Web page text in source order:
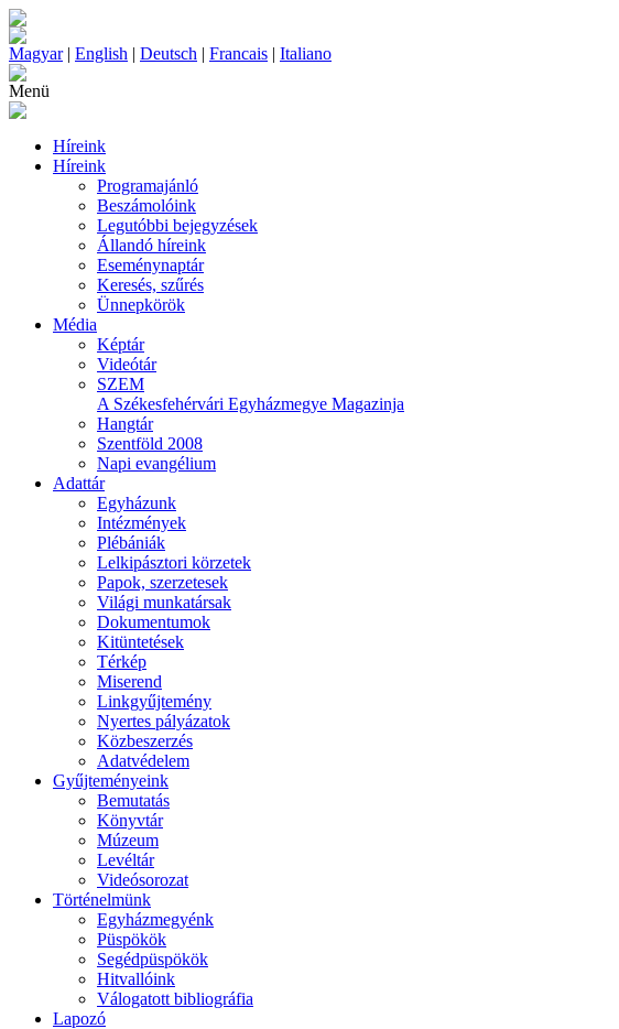
Magyar| English | Deutsch | Francais | Italiano
Menü
Híreink
Híreink
Programajánló
Beszámolóink
Legutóbbi bejegyzések
Állandó híreink
Eseménynaptár
Keresés, szűrés
Ünnepkörök
Média
Képtár
Videótár
SZEM
A Székesfehérvári Egyházmegye Magazinja
Hangtár
Szentföld 2008
Napi evangélium
Adattár
Egyházunk
Intézmények
Plébániák
Lelkipásztori körzetek
Papok, szerzetesek
Világi munkatársak
Dokumentumok
Kitüntetések
Térkép
Miserend
Linkgyűjtemény
Nyertes pályázatok
Közbeszerzés
Adatvédelem
Gyűjteményeink
Bemutatás
Könyvtár
Múzeum
Levéltár
Videósorozat
Történelmünk
Egyházmegyénk
Püspökök
Segédpüspökök
Hitvallóink
Válogatott bibliográfia
Lapozó